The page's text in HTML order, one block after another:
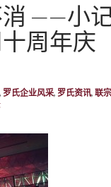
消 ——小
周年庆
, 罗氏企业风采, 罗氏资讯, 联宗